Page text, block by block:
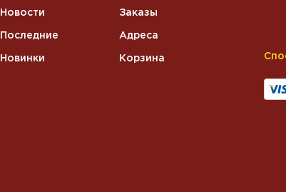
Новости
Последние
Новинки
Заказы
Адреса
Корзина